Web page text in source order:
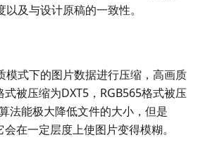
及与设计原稿的一致性。
模式下的图片数据进行压缩，高画质
被压缩为DXT5，RGB565格式被压
法能极大降低文件的大小，但是
在一定层度上使图片变得模糊。